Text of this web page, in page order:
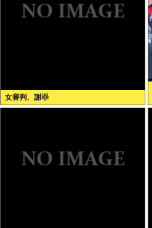
女審判、謝罪